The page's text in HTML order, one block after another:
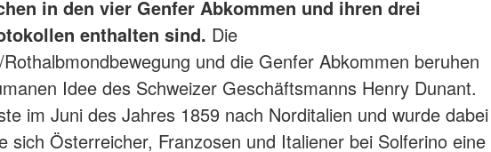
in den vier Genfer Abkommen und ihren drei
enthalten sind. Die
und die Genfer Abkommen beruhen
Idee des Schweizer Geschäftsmanns Henry Dunant.
im Juni des Jahres 1859 nach Norditalien und wurde dabei
sich Österreicher, Franzosen und Italiener bei Solferino eine